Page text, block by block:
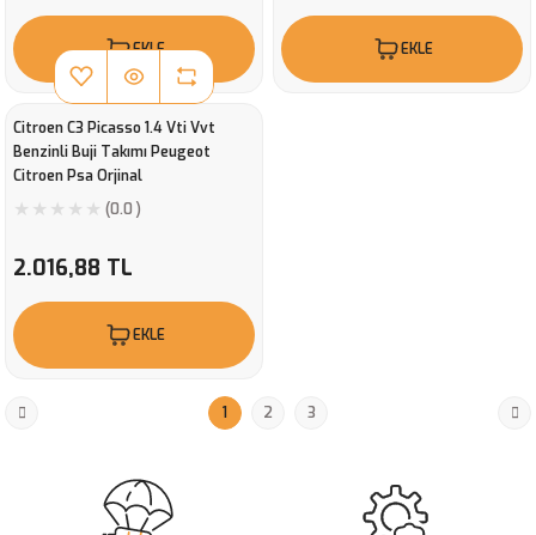
EKLE EKLE
Citroen C3 Picasso 1.4 Vti Vvt
Benzinli Buji Takımı Peugeot
Citroen Psa Orjinal
(0.0 )
2.016,88 TL
EKLE
1 2 3